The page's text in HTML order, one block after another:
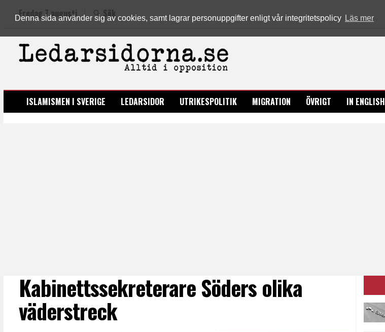
Denna sida använder sig av cookies, samt lagrar personuppgifter enligt vår integritetspolicy Läs mer
Fredag 7 augusti Sök
LEDARSIDORNA.SE
ISLAMISMEN I SVERIGE LEDARSIDOR UTRIKESPOLITIK MIGRATION ÖVRIGT IN ENGLISH
Kabinettssekreterare Söders olika
väderstreck